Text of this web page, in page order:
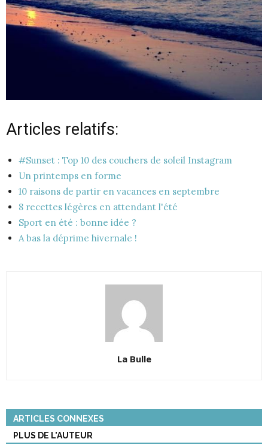
Articles relatifs:
#Sunset : Top 10 des couchers de soleil Instagram
Un printemps en forme
10 raisons de partir en vacances en septembre
8 recettes légères en attendant l'été
Sport en été : bonne idée ?
A bas la déprime hivernale !
La Bulle
ARTICLES CONNEXES
PLUS DE L'AUTEUR